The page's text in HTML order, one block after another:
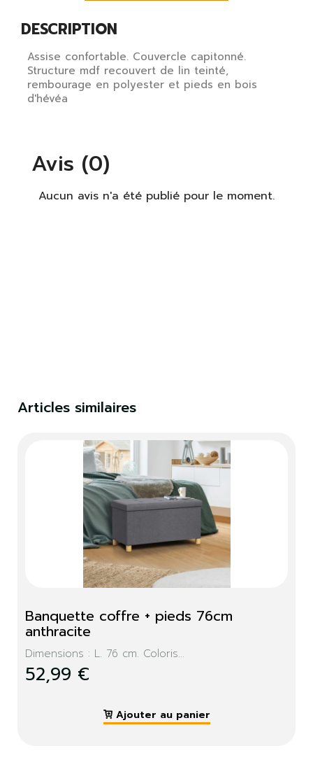
DESCRIPTION
Assise confortable. Couvercle capitonné.
Structure mdf recouvert de lin teinté,
rembourage en polyester et pieds en bois
d'hévéa
Avis (0)
Aucun avis n'a été publié pour le moment.
Articles similaires
Banquette coffre + pieds 76cm
anthracite
Dimensions : L. 76 cm. Coloris...
52,99 €
Ajouter au panier
S'identifier
Vous devez être connecté pour enregistrer des